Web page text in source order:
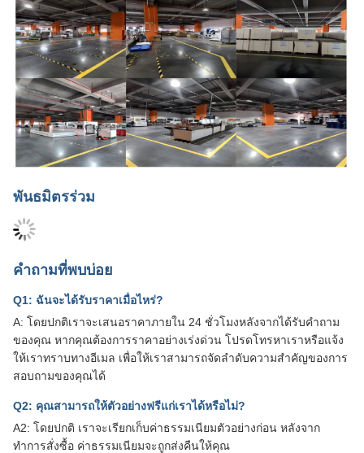
พันธมิตรร่วม
คำถามที่พบบ่อย
Q1: ฉันจะได้รับราคาเมื่อไหร่?
A: โดยปกติเราจะเสนอราคาภายใน 24 ชั่วโมงหลังจากได้รับคำถาม
ของคุณ หากคุณต้องการราคาอย่างเร่งด่วน โปรดโทรหาเราหรือแจ้ง
ให้เราทราบทางอีเมล เพื่อให้เราสามารถจัดลำดับความสำคัญของการ
สอบถามของคุณได้
Q2: คุณสามารถให้ตัวอย่างฟรีแก่เราได้หรือไม่?
A2: โดยปกติ เราจะเรียกเก็บค่าธรรมเนียมตัวอย่างก่อน หลังจาก
ทำการสั่งซื้อ ค่าธรรมเนียมจะถูกส่งคืนให้คุณ